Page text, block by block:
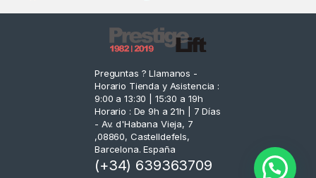
Preguntas ? Llamanos -
Horario Tienda y Asistencia :
9:00 a 13:30 | 15:30 a 19h
Horario : De 9h a 21h | 7 Días
- Av. d'Habana Vieja, 7
,08860, Castelldefels,
Barcelona. España
(+34) 639363709